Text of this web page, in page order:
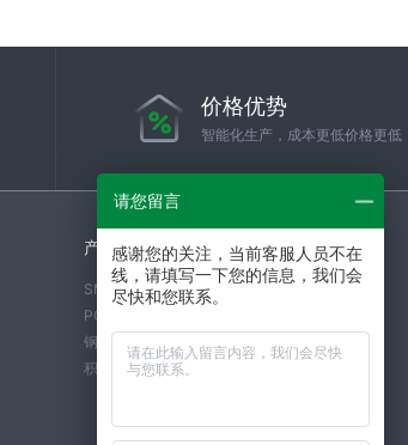
价格优势
智能化生产，成本更低价格更低
产品服务
SMT贴片报价
PCB打样报价
钢网报价
积分商城
工艺介绍
SMT介绍
钢网介绍
请您留言
感谢您的关注，当前客服人员不在
线，请填写一下您的信息，我们会
尽快和您联系。